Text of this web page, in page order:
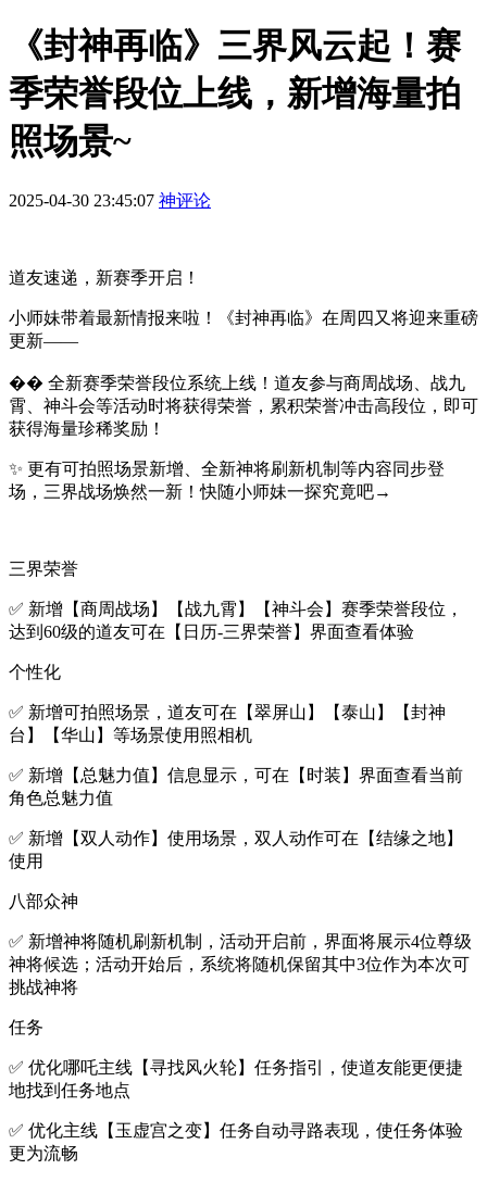
《封神再临》三界风云起！赛
季荣誉段位上线，新增海量拍
照场景~
2025-04-30 23:45:07 神评论
道友速递，新赛季开启！
小师妹带着最新情报来啦！《封神再临》在周四又将迎来重磅
更新——
�� 全新赛季荣誉段位系统上线！道友参与商周战场、战九
霄、神斗会等活动时将获得荣誉，累积荣誉冲击高段位，即可
获得海量珍稀奖励！
✨ 更有可拍照场景新增、全新神将刷新机制等内容同步登
场，三界战场焕然一新！快随小师妹一探究竟吧→
三界荣誉
✅ 新增【商周战场】【战九霄】【神斗会】赛季荣誉段位，
达到60级的道友可在【日历-三界荣誉】界面查看体验
个性化
✅ 新增可拍照场景，道友可在【翠屏山】【泰山】【封神
台】【华山】等场景使用照相机
✅ 新增【总魅力值】信息显示，可在【时装】界面查看当前
角色总魅力值
✅ 新增【双人动作】使用场景，双人动作可在【结缘之地】
使用
八部众神
✅ 新增神将随机刷新机制，活动开启前，界面将展示4位尊级
神将候选；活动开始后，系统将随机保留其中3位作为本次可
挑战神将
任务
✅ 优化哪吒主线【寻找风火轮】任务指引，使道友能更便捷
地找到任务地点
✅ 优化主线【玉虚宫之变】任务自动寻路表现，使任务体验
更为流畅